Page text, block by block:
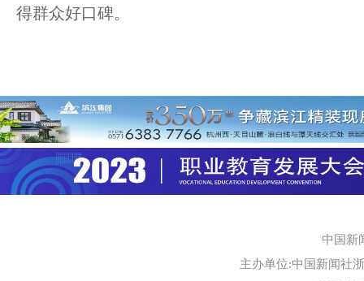
得群众好口碑。
中国新
主办单位:中国新闻社